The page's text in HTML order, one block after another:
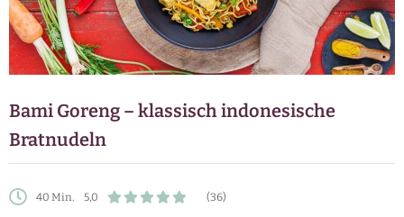
Bami Goreng – klassisch indonesische
Bratnudeln
40 Min. 5,0 (36)